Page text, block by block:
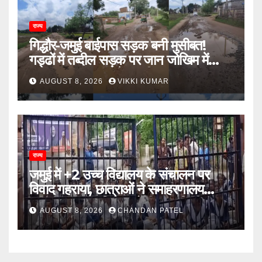
राज्य
गिद्धौर-जमुई बाईपास सड़क बनी मुसीबत!
गड्ढों में तब्दील सड़क पर जान जोखिम में
डालकर सफर कर रहे ग्रामीण
AUGUST 8, 2026 VIKKI KUMAR
राज्य
जमुई में +2 उच्च विद्यालय के संचालन पर
विवाद गहराया, छात्राओं ने समाहरणालय
पहुंचकर जताया विरोध; बोलीं- 14 किमी दूर
नहीं जाएंगे स्कूल
AUGUST 8, 2026 CHANDAN PATEL